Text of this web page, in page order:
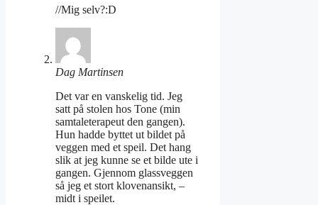
//Mig selv?:D
Dag Martinsen
Det var en vanskelig tid. Jeg
satt på stolen hos Tone (min
samtaleterapeut den gangen).
Hun hadde byttet ut bildet på
veggen med et speil. Det hang
slik at jeg kunne se et bilde ute i
gangen. Gjennom glassveggen
så jeg et stort klovenansikt, –
midt i speilet.